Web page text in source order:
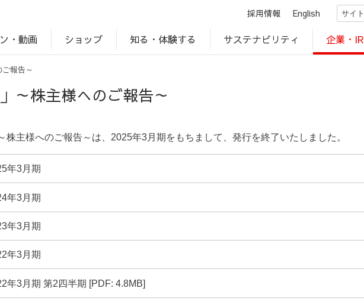
採用情報 English
・動画 ショップ 知る・体験する サステナビリティ 企業・IR
ご報告～
」～株主様へのご報告～
株主様へのご報告～は、2025年3月期をもちまして、発行を終了いたしました。
年3月期(別ウインドウで開く)
年3月期(別ウインドウで開く)
年3月期(別ウインドウで開く)
年3月期(別ウインドウで開く)
年3月期 第2四半期 [PDF: 4.8MB](別ウインドウで開く)